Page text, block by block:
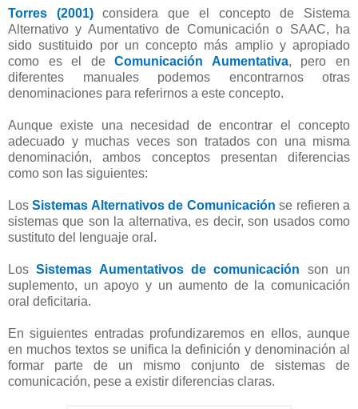
Torres (2001)considera que el concepto de Sistema
Alternativo y Aumentativo de Comunicación o SAAC, ha
sido sustituido por un concepto más amplio y apropiado
como es el deComunicación Aumentativa, pero en
diferentes manuales podemos encontrarnos otras
denominaciones para referirnos a este concepto.
Aunque existe una necesidad de encontrar el concepto
adecuado y muchas veces son tratados con una misma
denominación, ambos conceptos presentan diferencias
como son las siguientes:
LosSistemas Alternativos de Comunicación se refieren a
sistemas que son la alternativa, es decir, son usados como
sustituto del lenguaje oral.
LosSistemas Aumentativos de comunicación son un
suplemento, un apoyo y un aumento de la comunicación
oral deficitaria.
En siguientes entradas profundizaremos en ellos, aunque
en muchos textos se unifica la definición y denominación al
formar parte de un mismo conjunto de sistemas de
comunicación, pese a existir diferencias claras.